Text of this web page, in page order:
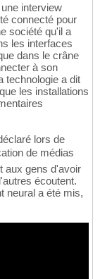
interview
connecté pour
société qu'il a
les interfaces
dans le crâne
à son
technologie a dit
les installations
lors de
de médias
aux gens d'avoir
écoutent.
neural a été mis,